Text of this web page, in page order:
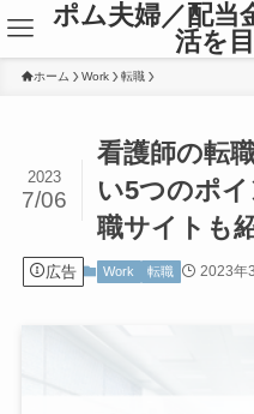
ポム夫婦／配当
活を
ホーム Work 転職
看護師の転
い5つのポ
職サイトも紹
2023
7/06
広告 Work 転職 2023年